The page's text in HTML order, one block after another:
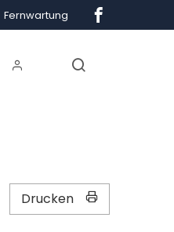
Fernwartung
Drucken